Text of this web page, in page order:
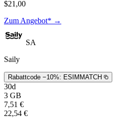
$21,00
Zum Angebot* →
SA
Saily
Rabattcode −10%: ESIMMATCH
30d
3 GB
7,51 €
22,54 €